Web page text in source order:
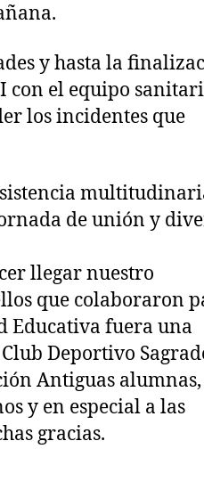
y hasta la
con el equipo
los incidentes que
de unión y
llegar nuestro
que colaboraron
Educativa fuera una
Deportivo
Antiguas alumnas,
y en especial a las
gracias.